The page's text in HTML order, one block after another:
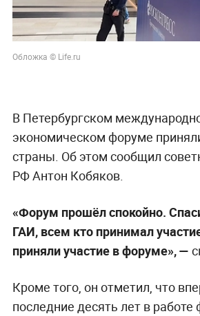
Обложка © Life.ru
В Петербургском
экономическом форуме
страны. Об этом сообщил
РФ Антон Кобяков.
«Форум прошёл спокойно.
ГАИ, всем кто принимал
приняли участие в форуме», —
Кроме того, он отметил, что
последние десять лет в работе